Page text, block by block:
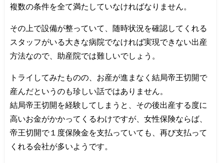
複数の条件を全て満たしていなければなりません。
その上で設備が整っていて、随時状況を確認してくれる
スタッフがいる大きな病院でなければ実現できない出産
方法なので、助産院では難しいでしょう。
トライしてみたものの、お産が進まなく結局帝王切開で
産んだというのも珍しい話ではありません。
結局帝王切開を経験してしまうと、その後出産する度に
高いお金がかかってくるわけですが、女性保険ならば、
帝王切開で１度保険金を支払っていても、再び支払って
くれる会社が多いようです。